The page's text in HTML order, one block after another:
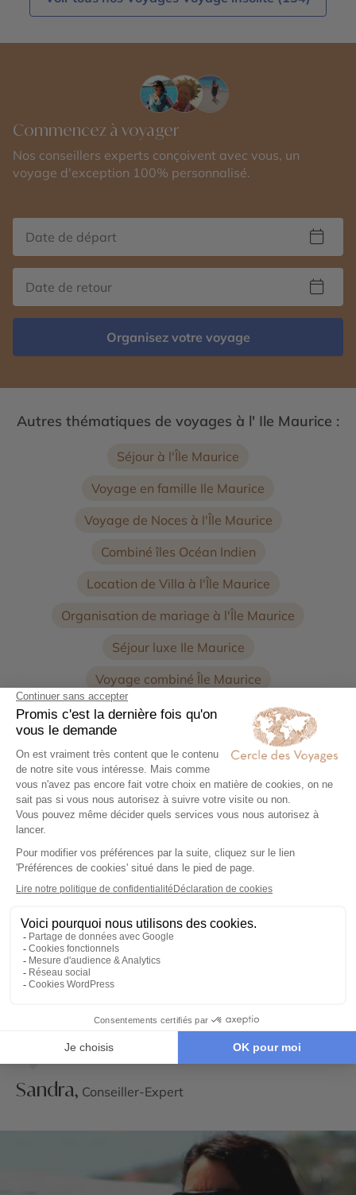
Commencez à voyager
Nos conseillers experts conçoivent avec vous, un
voyage d'exception 100% personnalisé.
Organisez votre voyage
Autres thématiques de voyages à l' Ile Maurice :
Séjour à l'Île Maurice
Voyage en famille Ile Maurice
Voyage de Noces à l'Île Maurice
Combiné îles Océan Indien
Location de Villa à l'Île Maurice
Organisation de mariage à l'Île Maurice
Séjour luxe Ile Maurice
Voyage combiné Île Maurice
Voici une sélection devoyages à l’Ile Mauriceun peu
différents des classiques séjours farniente. Nous vous
faisons découvrir une
hors des sentiers battus :randonnéesdans des
réserves naturelles,séjour chez l’habitant
avec une famille mauricienne,
rencontre avec un
Découvrez les trésors de la biodiversité de Maurice
dans laréserve naturelle de Bel Ombre
unecérémonie traditionnelle hindoue
famille locale : l’île n’aura plus de secrets pour vous.
Sandra, Conseiller-Expert